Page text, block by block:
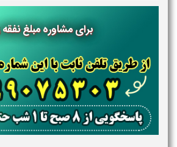
برای مشاوره مبلغ